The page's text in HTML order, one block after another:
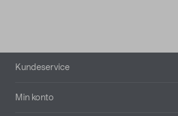
Bunntekst
Kundeservice
Min konto